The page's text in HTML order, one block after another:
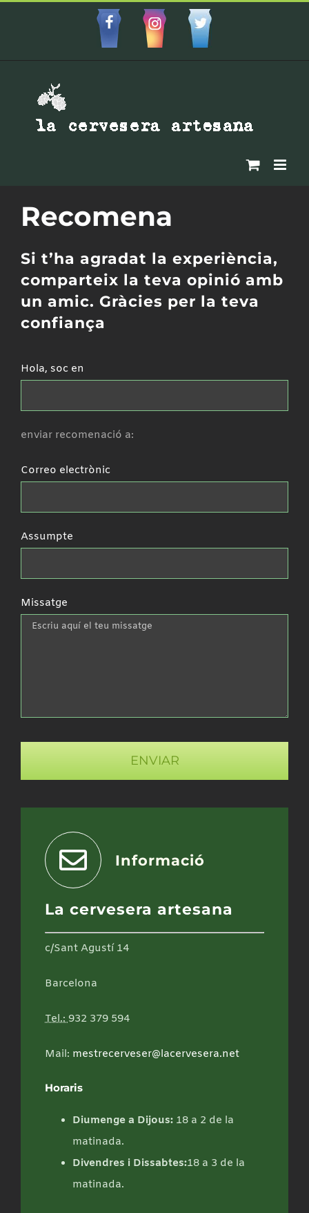
Facebbok
Instagram
Custom
Recomena
Si t’ha agradat la experiència,
comparteix la teva opinió amb
un amic. Gràcies per la teva
confiança
Hola, soc en
enviar recomenació a:
Correo electrònic
Assumpte
Missatge
Informació
La cervesera artesana
c/Sant Agustí 14
Barcelona
Tel.:932 379 594
Mail: mestrecerveser@lacervesera.net
Horaris
Diumenge a Dijous: 18 a 2 de la
matinada.
Divendres i Dissabtes:18 a 3 de la
matinada.